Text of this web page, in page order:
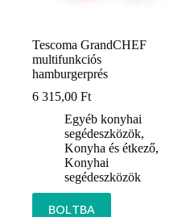
Tescoma GrandCHEF
multifunkciós
hamburgerprés
6 315,00 Ft
Egyéb konyhai
segédeszközök,
Konyha és étkező,
Konyhai
segédeszközök
BOLTBA